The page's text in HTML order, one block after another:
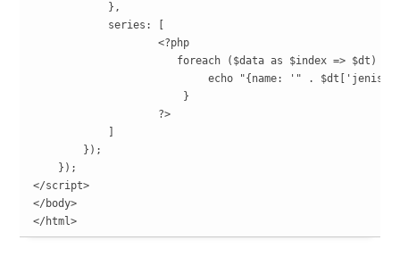
            },
            series: [
                    <?php
                       foreach ($data as $index => $dt) {
echo "{name: '" .
                        }
                    ?>
        });
    });
</script>
</body>
</html>